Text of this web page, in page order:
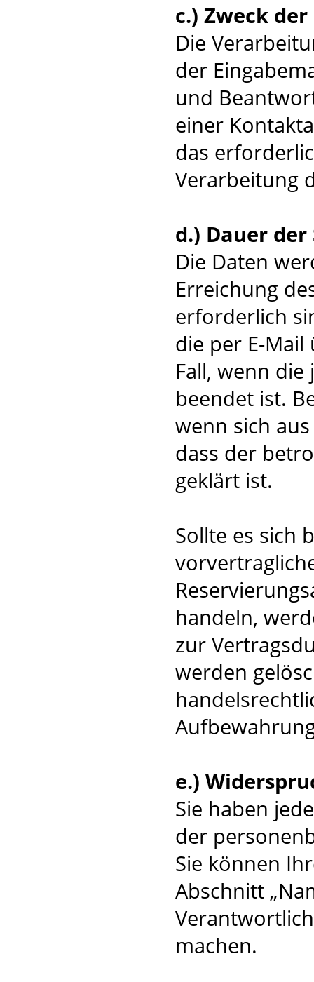
c.) Zweck
Die
der
und
einer
das
Verarbeitung
d.) Dauer
Die Daten
Erreichung
erforderlich
die per E-
Fall, wenn
beendet ist.
wenn sich
dass der
geklärt ist.
Sollte es sich
handeln,
zur
werden
e.)
Sie haben
der
Sie können
Abschnitt
machen.